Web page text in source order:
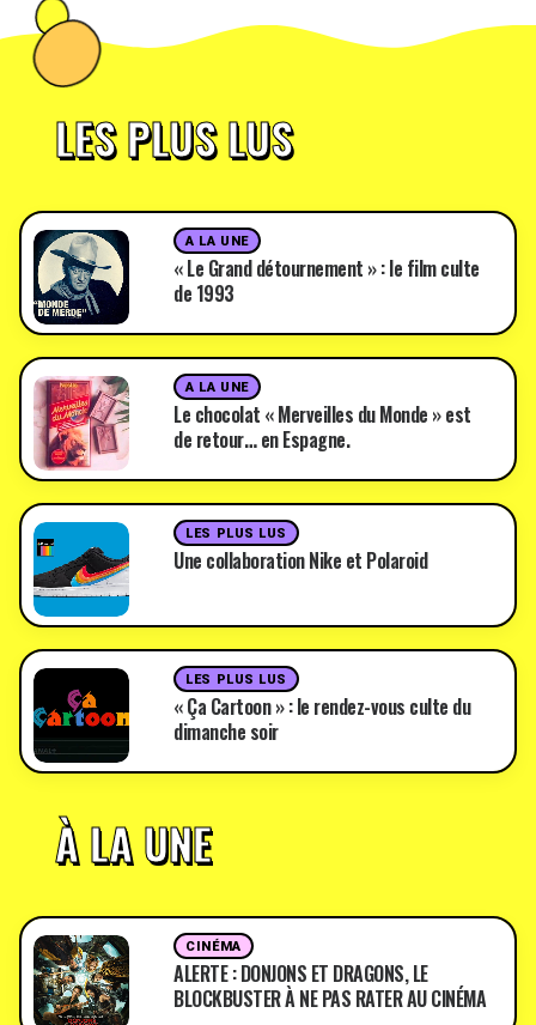
LES PLUS LUS
A LA UNE
« Le Grand détournement » : le film culte
de 1993
A LA UNE
Le chocolat « Merveilles du Monde » est
de retour… en Espagne.
LES PLUS LUS
Une collaboration Nike et Polaroid
LES PLUS LUS
« Ça Cartoon » : le rendez-vous culte du
dimanche soir
À LA UNE
CINÉMA
ALERTE : DONJONS ET DRAGONS, LE
BLOCKBUSTER À NE PAS RATER AU CINÉMA